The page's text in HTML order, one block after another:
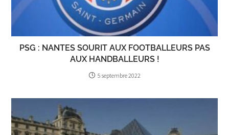
PSG : NANTES SOURIT AUX FOOTBALLEURS PAS
AUX HANDBALLEURS !
5 septembre 2022